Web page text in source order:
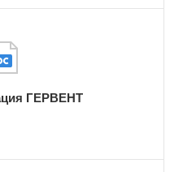
ГЕРВЕНТ